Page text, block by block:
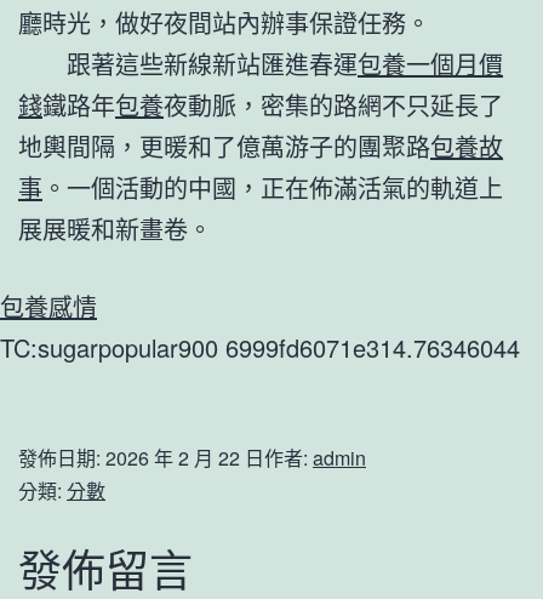
廳時光，做好夜間站內辦事保證任務。
跟著這些新線新站匯進春運包養一個月價
錢鐵路年包養夜動脈，密集的路網不只延長了
地輿間隔，更暖和了億萬游子的團聚路包養故
事 。一個活動的中國，正在佈滿活氣的軌道上
展展暖和新畫卷。
包養感情
TC:sugarpopular900 6999fd6071e314.76346044
發佈日期: 2026 年 2 月 22 日作者: admin
分類: 分數
發佈留言